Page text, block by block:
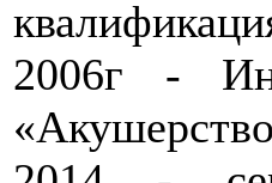
2006г -